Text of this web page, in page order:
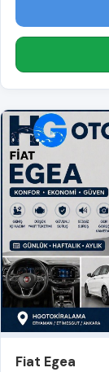
Fiat Egea